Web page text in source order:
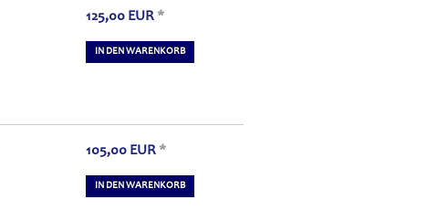
125,00 EUR *
IN DEN WARENKORB
105,00 EUR *
IN DEN WARENKORB